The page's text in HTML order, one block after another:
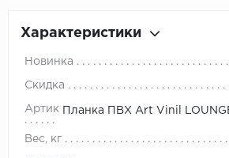
Характеристики
Новинка
Скидка
АртикулПланка ПВХ Art Vinil
Вес, кг